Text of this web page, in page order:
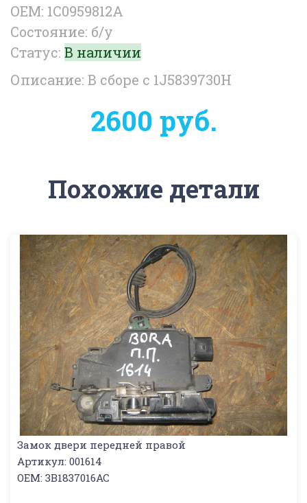
OEM: 1C0959812A
Состояние: б/у
Статус: В наличии
Описание: В сборе с 1J5839730H
2600 руб.
Похожие детали
Замок двери передней правой
Артикул: 001614
OEM: 3B1837016AC